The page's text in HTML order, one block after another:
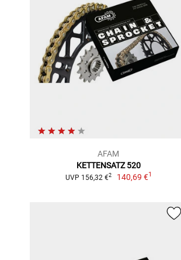
AFAM
KETTENSATZ 520
UVP 156,32 €2 140,69 €1